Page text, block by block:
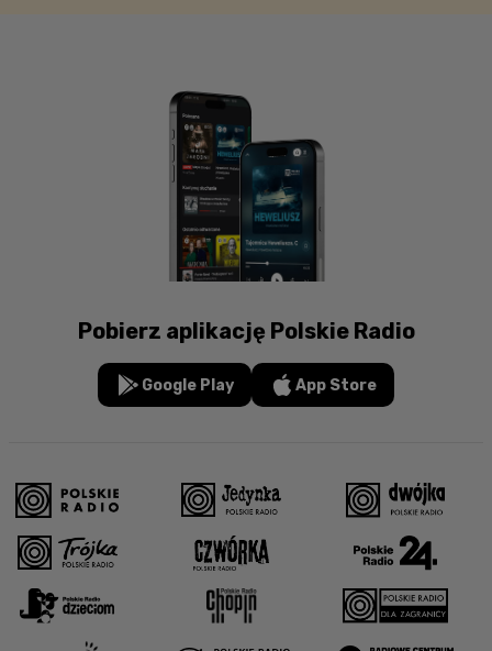
Pobierz aplikację Polskie Radio
Google Play App Store